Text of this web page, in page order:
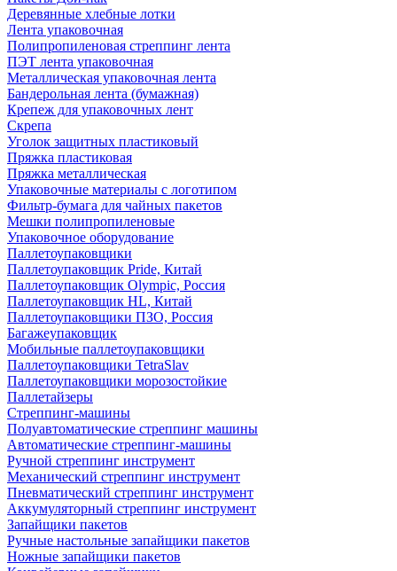
Деревянные хлебные лотки
Лента упаковочная
Полипропиленовая стреппинг лента
ПЭТ лента упаковочная
Металлическая упаковочная лента
Бандерольная лента (бумажная)
Крепеж для упаковочных лент
Скрепа
Уголок защитных пластиковый
Пряжка пластиковая
Пряжка металлическая
Упаковочные материалы с логотипом
Фильтр-бумага для чайных пакетов
Мешки полипропиленовые
Упаковочное оборудование
Паллетоупаковщики
Паллетоупаковщик Pride, Китай
Паллетоупаковщик Olympic, Россия
Паллетоупаковщик HL, Китай
Паллетоупаковщики ПЗО, Россия
Багажеупаковщик
Мобильные паллетоупаковщики
Паллетоупаковщики TetraSlav
Паллетоупаковщики морозостойкие
Паллетайзеры
Стреппинг-машины
Полуавтоматические стреппинг машины
Автоматические стреппинг-машины
Ручной стреппинг инструмент
Механический стреппинг инструмент
Пневматический стреппинг инструмент
Аккумуляторный стреппинг инструмент
Запайщики пакетов
Ручные настольные запайщики пакетов
Ножные запайщики пакетов